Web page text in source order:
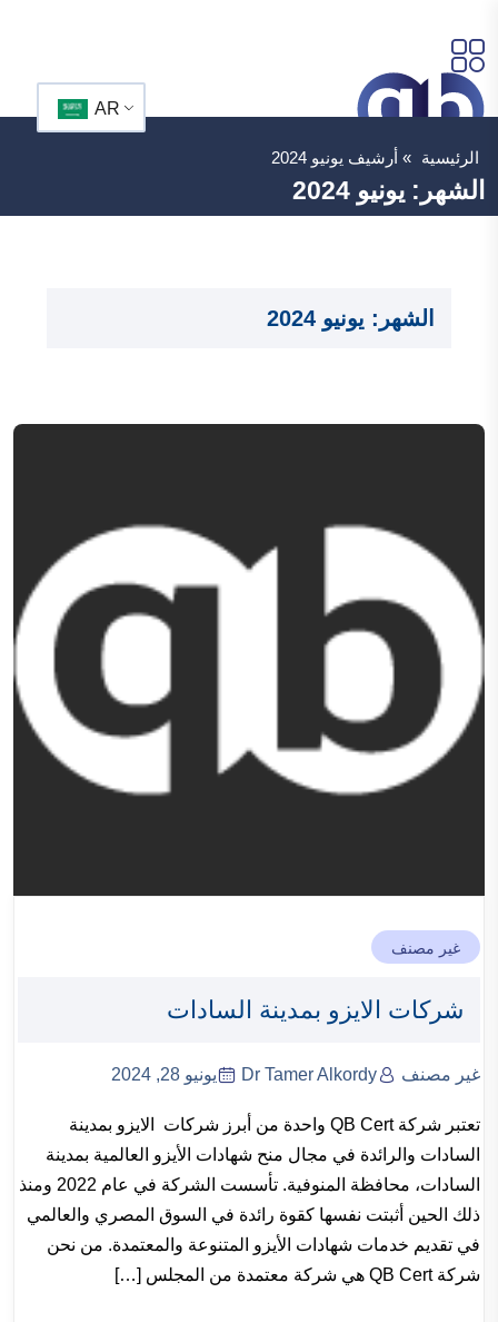
AR
الرئيسية » أرشيف يونيو 2024
الشهر: يونيو 2024
الشهر: يونيو 2024
غير مصنف
شركات الايزو بمدينة السادات
غير مصنف Dr Tamer Alkordy يونيو 28, 2024
تعتبر شركة QB Cert واحدة من أبرز شركات الايزو بمدينة
السادات والرائدة في مجال منح شهادات الأيزو العالمية بمدينة
السادات، محافظة المنوفية. تأسست الشركة في عام 2022 ومنذ
ذلك الحين أثبتت نفسها كقوة رائدة في السوق المصري والعالمي
في تقديم خدمات شهادات الأيزو المتنوعة والمعتمدة. من نحن
شركة QB Cert هي شركة معتمدة من المجلس […]